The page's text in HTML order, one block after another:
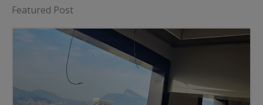
Featured Post